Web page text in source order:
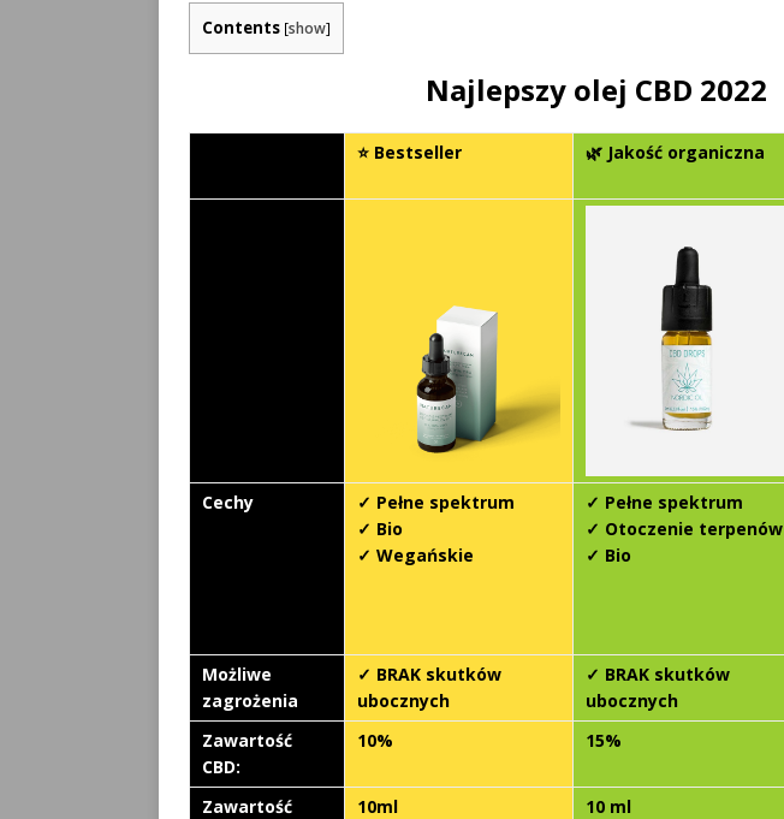
Contents [show]
Najlepszy olej CBD 2022
⭐ Bestseller 🌿 Jakość organiczna
Cechy
✓ Pełne spektrum
✓ Bio
✓ Wegańskie
✓ Pełne spektrum
✓ Otoczenie terpenów
✓ Bio
Możliwe
zagrożenia
✓ BRAK skutków
ubocznych
✓ BRAK skutków
ubocznych
Zawartość
CBD:
10% 15%
Zawartość 10ml 10 ml